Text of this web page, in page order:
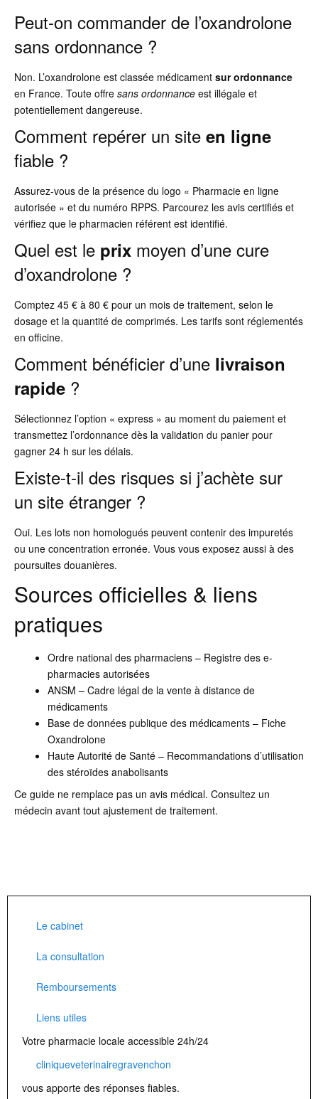
Peut-on commander de l’oxandrolone
sans ordonnance ?
Non. L’oxandrolone est classée médicament sur ordonnance
en France. Toute offre sans ordonnance est illégale et
potentiellement dangereuse.
Comment repérer un site en ligne
fiable ?
Assurez-vous de la présence du logo « Pharmacie en ligne
autorisée » et du numéro RPPS. Parcourez les avis certifiés et
vérifiez que le pharmacien référent est identifié.
Quel est le prix moyen d’une cure
d’oxandrolone ?
Comptez 45 € à 80 € pour un mois de traitement, selon le
dosage et la quantité de comprimés. Les tarifs sont réglementés
en officine.
Comment bénéficier d’une livraison
rapide ?
Sélectionnez l’option « express » au moment du paiement et
transmettez l’ordonnance dès la validation du panier pour
gagner 24 h sur les délais.
Existe-t-il des risques si j’achète sur
un site étranger ?
Oui. Les lots non homologués peuvent contenir des impuretés
ou une concentration erronée. Vous vous exposez aussi à des
poursuites douanières.
Sources officielles & liens
pratiques
Ordre national des pharmaciens – Registre des e-
pharmacies autorisées
ANSM – Cadre légal de la vente à distance de
médicaments
Base de données publique des médicaments – Fiche
Oxandrolone
Haute Autorité de Santé – Recommandations d’utilisation
des stéroïdes anabolisants
Ce guide ne remplace pas un avis médical. Consultez un
médecin avant tout ajustement de traitement.
Le cabinet
La consultation
Remboursements
Liens utiles
Votre pharmacie locale accessible 24h/24
cliniqueveterinairegravenchon
vous apporte des réponses fiables.